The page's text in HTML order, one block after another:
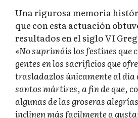
Una rigurosa memoria
que con esta actuación
resultados en el siglo VI
«No suprimáis los festines que
gentes en los sacrificios que
trasladazlos únicamente al día
santos mártires, a fin de que,
algunas de las groseras
inclinen más facilmente a